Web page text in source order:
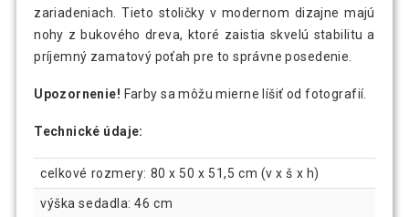
zariadeniach. Tieto stoličky v modernom dizajne majú
nohy z bukového dreva, ktoré zaistia skvelú stabilitu a
príjemný zamatový poťah pre to správne posedenie.
Upozornenie! Farby sa môžu mierne líšiť od fotografií.
Technické údaje:
celkové rozmery: 80 x 50 x 51,5 cm (v x š x h)
výška sedadla: 46 cm